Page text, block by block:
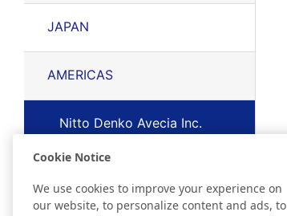
JAPAN
AMERICAS
Nitto Denko Avecia Inc.
Cookie Notice
We use cookies to improve your experience on
our website, to personalize content and ads, to